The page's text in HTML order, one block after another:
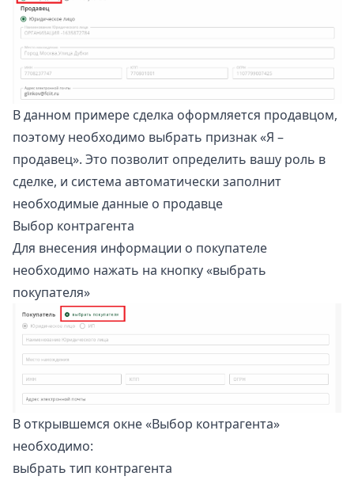
В данном примере сделка оформляется продавцом,
поэтому необходимо выбрать признак «Я –
продавец». Это позволит определить вашу роль в
сделке, и система автоматически заполнит
необходимые данные о продавце
Выбор контрагента
Для внесения информации о покупателе
необходимо нажать на кнопку «выбрать
покупателя»
В открывшемся окне «Выбор контрагента»
необходимо:
выбрать тип контрагента